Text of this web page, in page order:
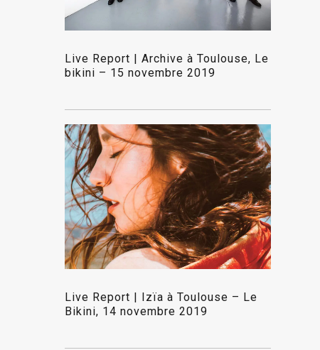
Live Report | Archive à Toulouse, Le
bikini – 15 novembre 2019
Live Report | Izïa à Toulouse – Le
Bikini, 14 novembre 2019